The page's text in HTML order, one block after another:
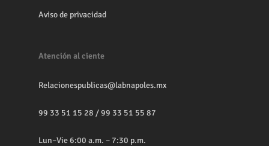
Aviso de privacidad
Atención al ciente
Relacionespublicas@labnapoles.mx
99 33 51 15 28 /99 33 51 55 87
Lun–Vie 6:00 a.m. – 7:30 p.m.